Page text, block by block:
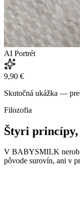
AI Portrét
9,90 €
Skutočná ukážka —
Filozofia
Štyri princípy,
V BABYSMILK
pôvode surovín, ani v